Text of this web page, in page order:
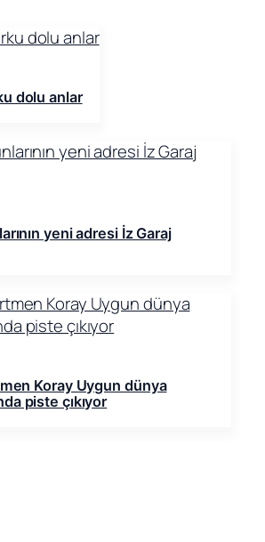
dolu anlar
yeni adresi İz Garaj
Koray Uygun dünya
piste çıkıyor